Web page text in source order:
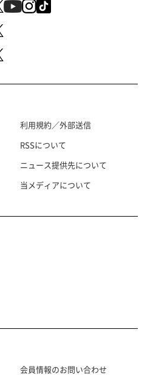
利用規約／外部送信
RSSについて
ニュース提供先について
当メディアについて
会員情報のお問い合わせ